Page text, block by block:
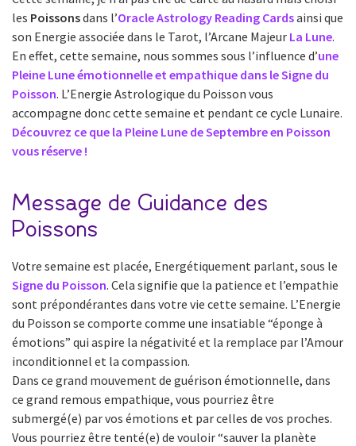
les Poissonsdans l’Oracle Astrology Reading Cardsainsi que
son Energie associée dans le Tarot, l’Arcane Majeur La Lune.
En effet, cette semaine, nous sommes sous l’influence d’une
Pleine Lune émotionnelle et empathique dans le Signe du
Poisson. L’Energie Astrologique du Poisson vous
accompagne donc cette semaine et pendant ce cycle Lunaire.
Découvrez ce que la Pleine Lune de Septembre en Poisson
vous réserve !
Message de Guidance des
Poissons
Votre semaine est placée, Energétiquement parlant, sous le
Signe du Poisson. Cela signifie que la patience et l’empathie
sont prépondérantes dans votre vie cette semaine. L’Energie
du Poisson se comporte comme une insatiable “éponge à
émotions” qui aspire la négativité et la remplace par l’Amour
inconditionnel et la compassion.
Dans ce grand mouvement de guérison émotionnelle, dans
ce grand remous empathique, vous pourriez être
submergé(e) par vos émotions et par celles de vos proches.
Vous pourriez être tenté(e) de vouloir “sauver la planète